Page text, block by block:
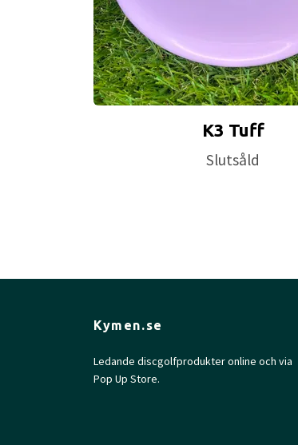
K3 Tuff
Slutsåld
Kymen.se
Ledande discgolfprodukter online och via
Pop Up Store.